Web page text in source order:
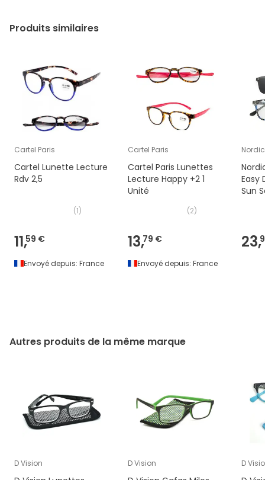
Produits similaires
Cartel Paris
Cartel Lunette Lecture
Rdv 2,5
(1)
11,59 €
Envoyé depuis: France
Cartel Paris
Cartel Paris Lunettes
Lecture Happy +2 1
Unité
(2)
13,79 €
Envoyé depuis: France
Easy
Sun
23,
Autres produits de la même marque
D Vision D Vision D